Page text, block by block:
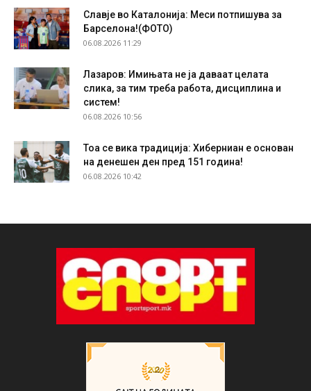
Славје во Каталонија: Меси потпишува за
Барселона!(ФОТО)
06.08.2026 11:29
Лазаров: Имињата не ја даваат целата
слика, за тим треба работа, дисциплина и
систем!
06.08.2026 10:56
Тоа се вика традиција: Хиберниан е основан
на денешен ден пред 151 година!
06.08.2026 10:42